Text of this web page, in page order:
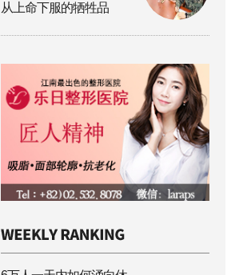
从上命下服的牺牲品